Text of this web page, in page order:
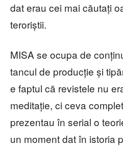
dat erau cei mai căutați
teroriștii.
MISA se ocupa de
tancul de producție și
e faptul că revistele nu
meditație, ci ceva
prezentau în serial o
un moment dat în istoria